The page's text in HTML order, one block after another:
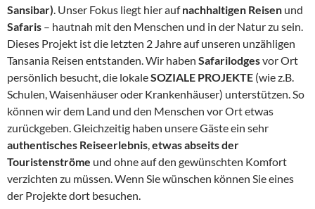
Sansibar). Unser Fokus liegt hier aufnachhaltigen Reisen und
Safaris – hautnah mit den Menschen und in der Natur zu sein.
Dieses Projekt ist die letzten 2 Jahre auf unseren unzähligen
Tansania Reisen entstanden. Wir haben Safarilodgesvor Ort
persönlich besucht, die lokaleSOZIALE PROJEKTE (wie z.B.
Schulen, Waisenhäuser oder Krankenhäuser) unterstützen. So
können wir dem Land und den Menschen vor Ort etwas
zurückgeben. Gleichzeitig haben unsere Gäste ein sehr
authentisches Reiseerlebnis,etwas abseits der
Touristenströme und ohne auf den gewünschten Komfort
verzichten zu müssen. Wenn Sie wünschen können Sie eines
der Projekte dort besuchen.